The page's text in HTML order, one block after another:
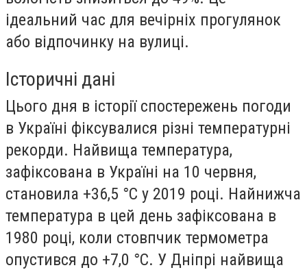
ідеальний час для вечірніх прогулянок
або відпочинку на вулиці.
Історичні дані
Цього дня в історії спостережень погоди
в Україні фіксувалися різні температурні
рекорди. Найвища температура,
зафіксована в Україні на 10 червня,
становила +36,5 °C у 2019 році. Найнижча
температура в цей день зафіксована в
1980 році, коли стовпчик термометра
опустився до +7,0 °C. У Дніпрі найвища